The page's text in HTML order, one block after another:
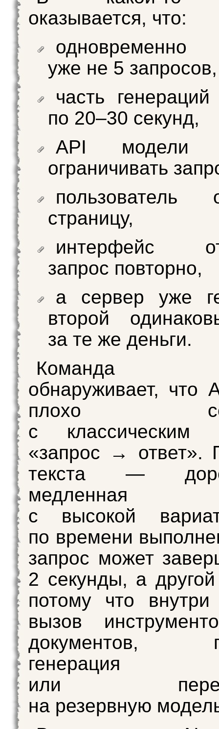
оказывается, что:
одновременно
уже не 5
часть
по 20–30 секунд,
API модели
ограничивать
пользователь
страницу,
интерфейс
запрос повторно,
а сервер уже
второй
за те же деньги.
Команда
обнаруживает, что
плохо
с классическим
«запрос → ответ».
текста —
медленная
с высокой
по времени
запрос может
2 секунды, а
потому что внутри
вызов
документов,
генерация
или
на резервную